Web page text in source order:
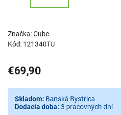
Kód: 121340TU
Značka:Cube
€69,90
Skladom: Banská Bystrica
Dodacia doba: 3 pracovných dní